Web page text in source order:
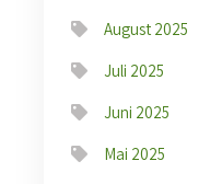
August 2025
Juli 2025
Juni 2025
Mai 2025